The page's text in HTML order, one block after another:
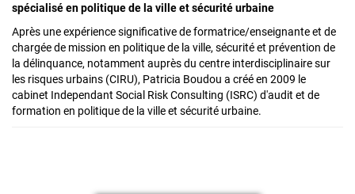
spécialisé en politique de la ville et sécurité urbaine
Après une expérience significative de formatrice/enseignante et de
chargée de mission en politique de la ville, sécurité et prévention de
la délinquance, notamment auprès du centre interdisciplinaire sur
les risques urbains (CIRU), Patricia Boudou a créé en 2009 le
cabinet Independant Social Risk Consulting (ISRC) d'audit et de
formation en politique de la ville et sécurité urbaine.